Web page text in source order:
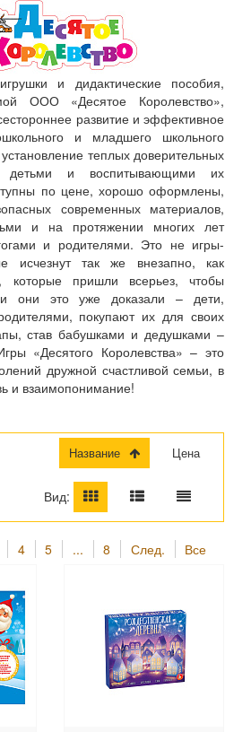
и дидактические пособия,
ООО «Десятое Королевство»,
развитие и эффективное
и младшего школьного
теплых доверительных
детьми и воспитывающими их
по цене, хорошо оформлены,
современных материалов,
и на протяжении многих лет
и родителями. Это не игры-
исчезнут так же внезапно, как
которые пришли всерьез, чтобы
и они это уже доказали – дети,
покупают их для своих
став бабушками и дедушками –
«Десятого Королевства» – это
дружной счастливой семьи, в
и взаимопонимание!
Название Цена
Вид:
4 5 ... 8 След. Все